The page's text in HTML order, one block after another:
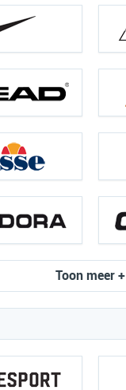
Toon meer +